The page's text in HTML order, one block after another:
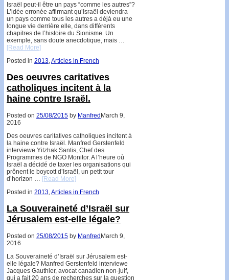
Israël peut-il être un pays “comme les autres”?
L’idée erronée affirmant qu’Israël deviendra
un pays comme tous les autres a déjà eu une
longue vie derrière elle, dans différents
chapitres de l’histoire du Sionisme. Un
exemple, sans doute anecdotique, mais …
[Read More]
Posted in 2013 Articles in French
Des oeuvres caritatives
catholiques incitent à la
haine contre Israël.
Posted on 25/08/2015 by ManfredMarch 9,
2016
Des oeuvres caritatives catholiques incitent à
la haine contre Israël. Manfred Gerstenfeld
interviewe Yitzhak Santis, Chef des
Programmes de NGO Monitor. A l’heure où
Israël a décidé de taxer les organisations qui
prônent le boycott d’Israël, un petit tour
d’horizon … [Read More]
Posted in 2013 Articles in French
La Souveraineté d’Israël sur
Jérusalem est-elle légale?
Posted on 25/08/2015 by ManfredMarch 9,
2016
La Souveraineté d’Israël sur Jérusalem est-
elle légale? Manfred Gerstenfeld interviewe
Jacques Gauthier, avocat canadien non-juif,
qui a fait 20 ans de recherches sur la question